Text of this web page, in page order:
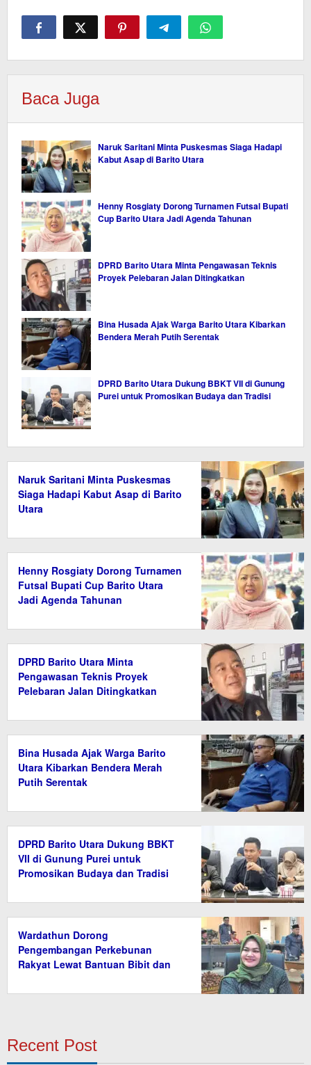
Baca Juga
Naruk Saritani Minta Puskesmas Siaga Hadapi
Kabut Asap di Barito Utara
Henny Rosgiaty Dorong Turnamen Futsal Bupati
Cup Barito Utara Jadi Agenda Tahunan
DPRD Barito Utara Minta Pengawasan Teknis
Proyek Pelebaran Jalan Ditingkatkan
Bina Husada Ajak Warga Barito Utara Kibarkan
Bendera Merah Putih Serentak
DPRD Barito Utara Dukung BBKT VII di Gunung
Purei untuk Promosikan Budaya dan Tradisi
Naruk Saritani Minta Puskesmas
Siaga Hadapi Kabut Asap di Barito
Utara
Henny Rosgiaty Dorong Turnamen
Futsal Bupati Cup Barito Utara
Jadi Agenda Tahunan
DPRD Barito Utara Minta
Pengawasan Teknis Proyek
Pelebaran Jalan Ditingkatkan
Bina Husada Ajak Warga Barito
Utara Kibarkan Bendera Merah
Putih Serentak
DPRD Barito Utara Dukung BBKT
VII di Gunung Purei untuk
Promosikan Budaya dan Tradisi
Wardathun Dorong
Pengembangan Perkebunan
Rakyat Lewat Bantuan Bibit dan
Recent Post